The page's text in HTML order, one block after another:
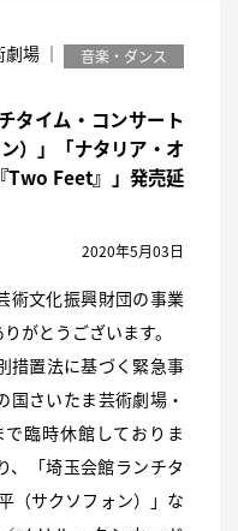
場 ｜ 音楽・ダンス
タイム・コンサート
）」「ナタリア・オ
Two Feet』」発売延
2020年5月03日
術文化振興財団の事業
がとうございます。
措置法に基づく緊急事
国さいたま芸術劇場・
臨時休館しておりま
、「埼玉会館ランチタ
（サクソフォン）」な